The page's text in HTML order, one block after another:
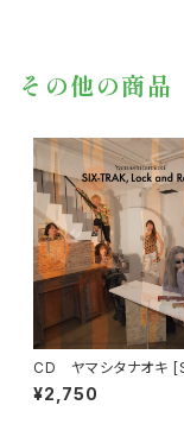
その他の商品
CD ヤマシタナオキ [SIX-TR
AK, Lock and Rose]
¥2,750